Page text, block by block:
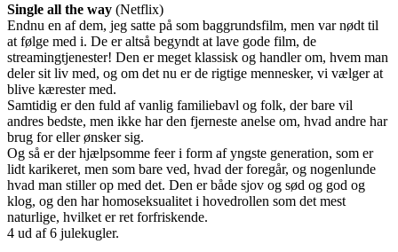
Single all the way (Netflix)
Endnu en af dem, jeg satte på som baggrundsfilm, men var nødt til
at følge med i. De er altså begyndt at lave gode film, de
streamingtjenester! Den er meget klassisk og handler om, hvem man
deler sit liv med, og om det nu er de rigtige mennesker, vi vælger at
blive kærester med.
Samtidig er den fuld af vanlig familiebavl og folk, der bare vil
andres bedste, men ikke har den fjerneste anelse om, hvad andre har
brug for eller ønsker sig.
Og så er der hjælpsomme feer i form af yngste generation, som er
lidt karikeret, men som bare ved, hvad der foregår, og nogenlunde
hvad man stiller op med det. Den er både sjov og sød og god og
klog, og den har homoseksualitet i hovedrollen som det mest
naturlige, hvilket er ret forfriskende.
4 ud af 6 julekugler.